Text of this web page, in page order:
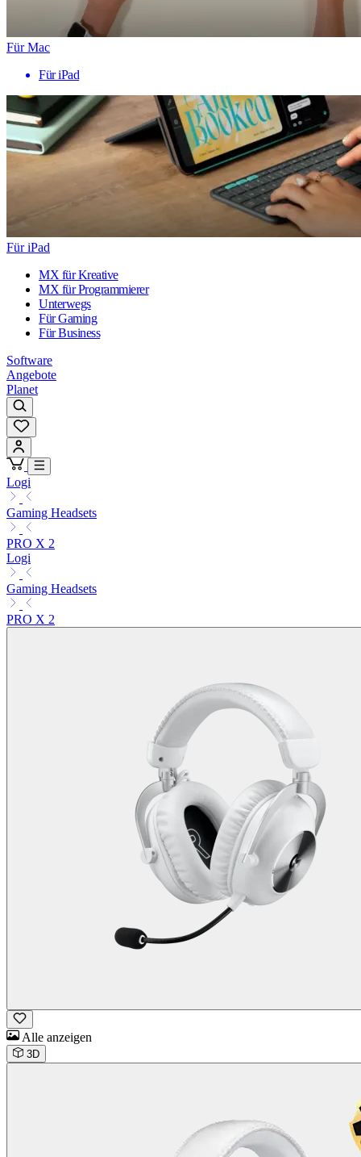
Für Mac
Für iPad
Für iPad
MX für Kreative
MX für Programmierer
Unterwegs
Für Gaming
Für Business
Software
Angebote
Planet
Logi
Gaming Headsets
PRO X 2
Logi
Gaming Headsets
PRO X 2
Alle anzeigen
3D